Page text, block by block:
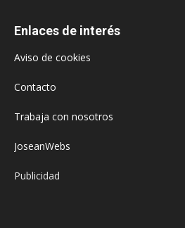
Enlaces de interés
Aviso de cookies
Contacto
Trabaja con nosotros
JoseanWebs
Publicidad